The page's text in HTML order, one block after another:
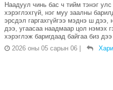
Наадуул чинь бас ч тийм тэнэг
хэрэглэхгүй, нэг муу заалны
эрсдэл гаргахгүйгээ мэднэ ш
дээ, угаасаа наадмаар цол нэмэх
хэрэглэж баригдаад байгаа биз дээ
2026 оны 05 сарын 06